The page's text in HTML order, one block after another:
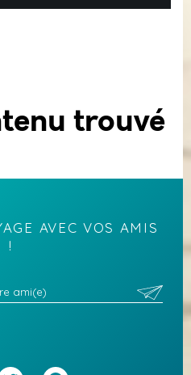
trouvé
AVEC VOS AMIS
!